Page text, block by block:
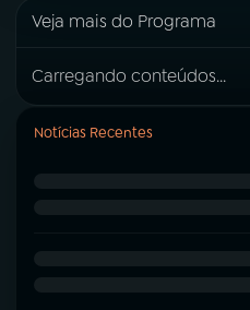
Veja mais do Programa
Carregando conteúdos...
Notícias Recentes